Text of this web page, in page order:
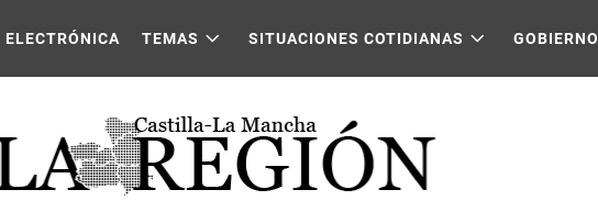
La Mancha
ELECTRÓNICA TEMAS SITUACIONES COTIDIANAS GOBIERNO